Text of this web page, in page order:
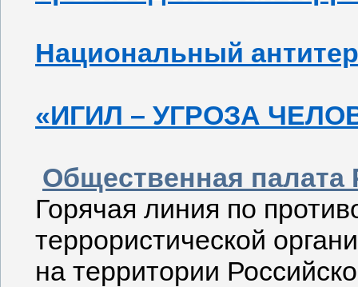
Национальный
«ИГИЛ – УГРОЗА
Общественная
Горячая линия по
террористической
на территории